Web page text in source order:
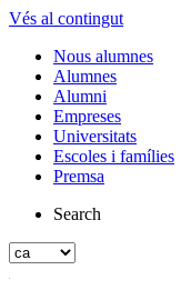
Vés al contingut
Nous alumnes
Alumnes
Alumni
Empreses
Universitats
Escoles i famílies
Premsa
Search